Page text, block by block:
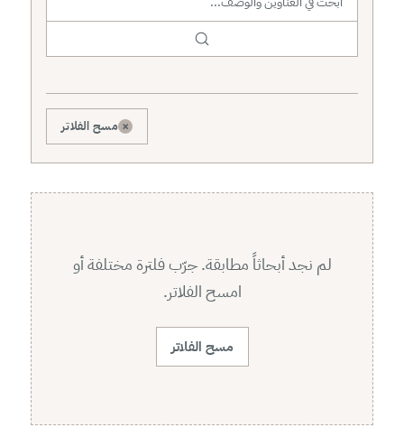
نطاق البحث
× مسح الفلاتر
لم نجد أبحاثاً مطابقة. جرّب فلترة مختلفة أو
امسح الفلاتر.
مسح الفلاتر